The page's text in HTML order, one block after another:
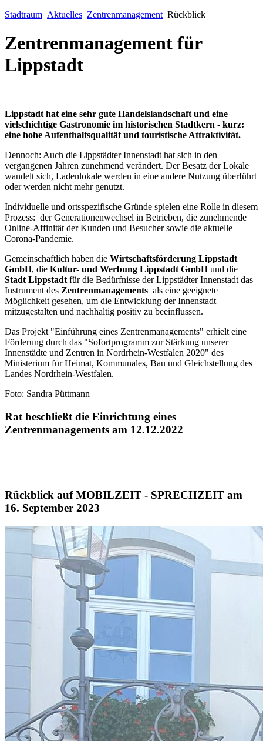
Stadtraum Aktuelles Zentrenmanagement Rückblick
Zentrenmanagement für
Lippstadt
Lippstadt hat eine sehr gute Handelslandschaft und eine
vielschichtige Gastronomie im historischen Stadtkern - kurz:
eine hohe Aufenthaltsqualität und touristische Attraktivität.
Dennoch: Auch die Lippstädter Innenstadt hat sich in den
vergangenen Jahren zunehmend verändert. Der Besatz der Lokale
wandelt sich, Ladenlokale werden in eine andere Nutzung überführt
oder werden nicht mehr genutzt.
Individuelle und ortsspezifische Gründe spielen eine Rolle in diesem
Prozess: der Generationenwechsel in Betrieben, die zunehmende
Online-Affinität der Kunden und Besucher sowie die aktuelle
Corona-Pandemie.
Gemeinschaftlich haben die Wirtschaftsförderung Lippstadt
GmbH, die Kultur- und Werbung Lippstadt GmbHund die
Stadt Lippstadt für die Bedürfnisse der Lippstädter Innenstadt das
Instrument des Zentrenmanagements als eine geeignete
Möglichkeit gesehen, um die Entwicklung der Innenstadt
mitzugestalten und nachhaltig positiv zu beeinflussen.
Das Projekt "Einführung eines Zentrenmanagements" erhielt eine
Förderung durch das "Sofortprogramm zur Stärkung unserer
Innenstädte und Zentren in Nordrhein-Westfalen 2020" des
Ministerium für Heimat, Kommunales, Bau und Gleichstellung des
Landes Nordrhein-Westfalen.
Foto: Sandra Püttmann
Rat beschließt die Einrichtung eines
Zentrenmanagements am 12.12.2022
Rückblick auf MOBILZEIT - SPRECHZEIT am
16. September 2023